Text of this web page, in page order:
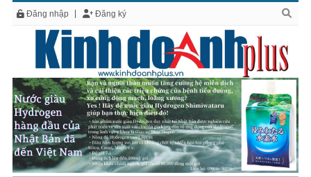
Đăng nhập Đăng ký